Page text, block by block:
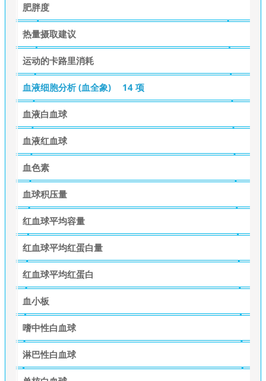
肥胖度
热量摄取建议
运动的卡路里消耗
血液细胞分析 (血全象) 14 项
血液白血球
血液红血球
血色素
血球积压量
红血球平均容量
红血球平均红蛋白量
红血球平均红蛋白
血小板
嗜中性白血球
淋巴性白血球